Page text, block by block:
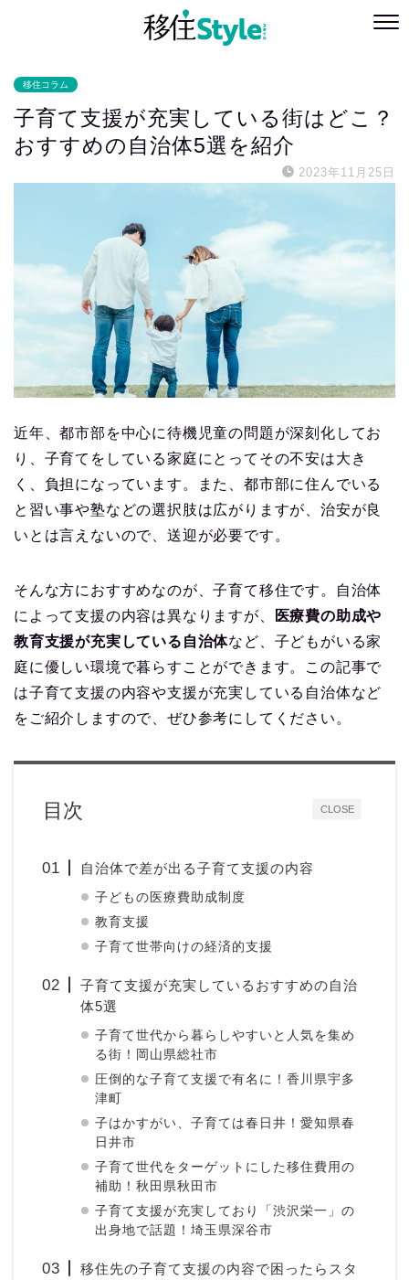
移住コラム
子育て支援が充実している街はどこ？
おすすめの自治体5選を紹介
2023年11月25日
近年、都市部を中心に待機児童の問題が深刻化してお
り、子育てをしている家庭にとってその不安は大き
く、負担になっています。また、都市部に住んでいる
と習い事や塾などの選択肢は広がりますが、治安が良
いとは言えないので、送迎が必要です。
そんな方におすすめなのが、子育て移住です。自治体
によって支援の内容は異なりますが、
医療費の助成や
教育支援が充実している自治体など、子どもがいる家
庭に優しい環境で暮らすことができます。この記事で
は子育て支援の内容や支援が充実している自治体など
をご紹介しますので、ぜひ参考にしてください。
CLOSE
目次
自治体で差が出る子育て支援の内容
子どもの医療費助成制度
教育支援
子育て世帯向けの経済的支援
子育て支援が充実しているおすすめの自治
体5選
子育て世代から暮らしやすいと人気を集め
る街！岡山県総社市
圧倒的な子育て支援で有名に！香川県宇多
津町
子はかすがい、子育ては春日井！愛知県春
日井市
子育て世代をターゲットにした移住費用の
補助！秋田県秋田市
子育て支援が充実しており「渋沢栄一」の
出身地で話題！埼玉県深谷市
移住先の子育て支援の内容で困ったらスタ